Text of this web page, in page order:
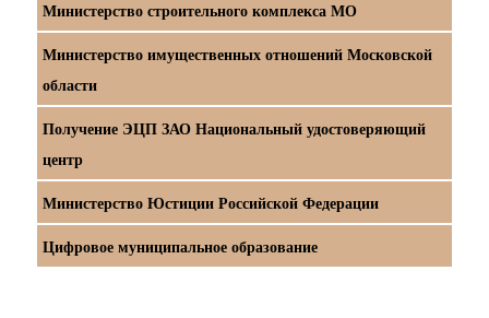
Министерство строительного комплекса МО
Министерство имущественных отношений Московской
области
Получение ЭЦП ЗАО Национальный удостоверяющий
центр
Министерство Юстиции Российской Федерации
Цифровое муниципальное образование